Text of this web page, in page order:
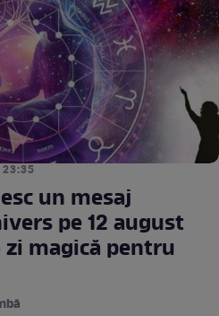
un mesaj
pe 12 august
zi magică pentru